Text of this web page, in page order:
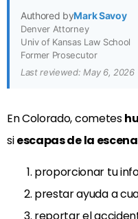
Authored byMark Savoy
Denver Attorney
Univ of Kansas Law School
Former Prosecutor
Last reviewed: May 6, 2026
En Colorado, cometes
siescapas de la escena
proporcionar tu
prestar ayuda a